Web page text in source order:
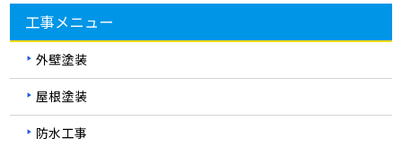
工事メニュー
外壁塗装
屋根塗装
防水工事